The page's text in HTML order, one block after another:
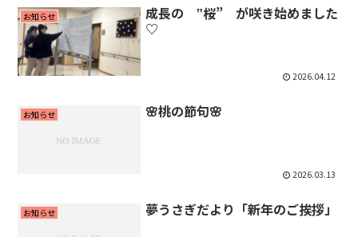
お知らせ
成長の ‟桜” が咲き始めました
♡
2026.04.12
お知らせ 🌸桃の節句🌸
2026.03.13
お知らせ 夢うさぎだより「新年のご挨拶」